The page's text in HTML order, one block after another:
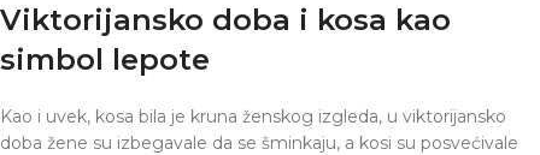
Viktorijansko doba i kosa kao
simbol lepote
Kao i uvek, kosa bila je kruna ženskog izgleda, u viktorijansko
doba žene su izbegavale da se šminkaju, a kosi su posvećivale